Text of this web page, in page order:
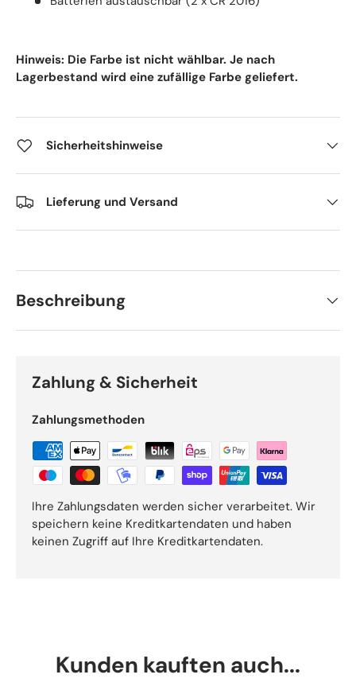
Hinweis: Die Farbe ist nicht wählbar. Je nach
Lagerbestand wird eine zufällige Farbe geliefert.
Sicherheitshinweise
Lieferung und Versand
Beschreibung
Zahlung & Sicherheit
Zahlungsmethoden
Ihre Zahlungsdaten werden sicher verarbeitet. Wir
speichern keine Kreditkartendaten und haben
keinen Zugriff auf Ihre Kreditkartendaten.
Kunden kauften auch...